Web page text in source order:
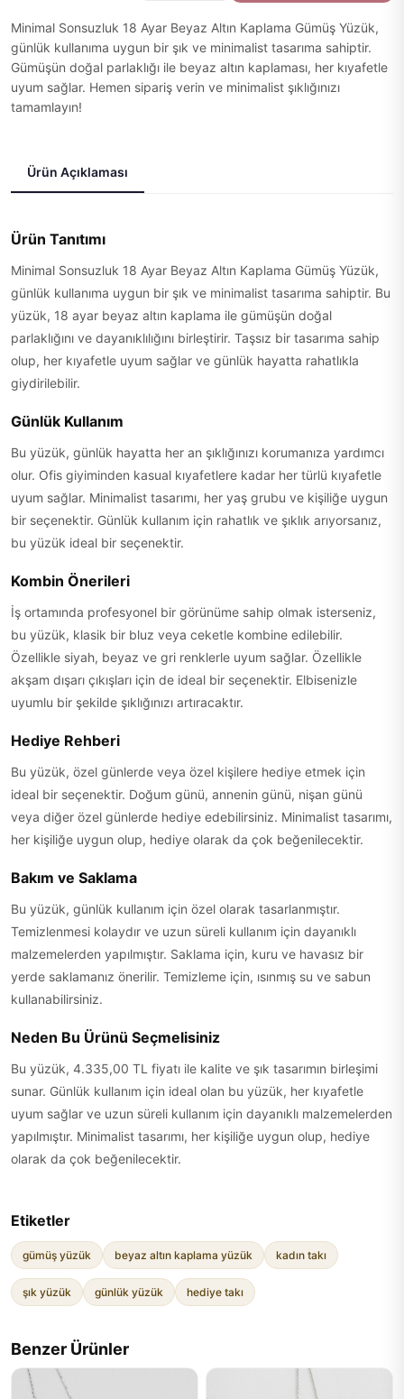
Minimal Sonsuzluk 18 Ayar Beyaz Altın Kaplama Gümüş Yüzük,
günlük kullanıma uygun bir şık ve minimalist tasarıma sahiptir.
Gümüşün doğal parlaklığı ile beyaz altın kaplaması, her kıyafetle
uyum sağlar. Hemen sipariş verin ve minimalist şıklığınızı
tamamlayın!
Ürün Açıklaması
Ürün Tanıtımı
Minimal Sonsuzluk 18 Ayar Beyaz Altın Kaplama Gümüş Yüzük,
günlük kullanıma uygun bir şık ve minimalist tasarıma sahiptir. Bu
yüzük, 18 ayar beyaz altın kaplama ile gümüşün doğal
parlaklığını ve dayanıklılığını birleştirir. Taşsız bir tasarıma sahip
olup, her kıyafetle uyum sağlar ve günlük hayatta rahatlıkla
giydirilebilir.
Günlük Kullanım
Bu yüzük, günlük hayatta her an şıklığınızı korumanıza yardımcı
olur. Ofis giyiminden kasual kıyafetlere kadar her türlü kıyafetle
uyum sağlar. Minimalist tasarımı, her yaş grubu ve kişiliğe uygun
bir seçenektir. Günlük kullanım için rahatlık ve şıklık arıyorsanız,
bu yüzük ideal bir seçenektir.
Kombin Önerileri
İş ortamında profesyonel bir görünüme sahip olmak isterseniz,
bu yüzük, klasik bir bluz veya ceketle kombine edilebilir.
Özellikle siyah, beyaz ve gri renklerle uyum sağlar. Özellikle
akşam dışarı çıkışları için de ideal bir seçenektir. Elbisenizle
uyumlu bir şekilde şıklığınızı artıracaktır.
Hediye Rehberi
Bu yüzük, özel günlerde veya özel kişilere hediye etmek için
ideal bir seçenektir. Doğum günü, annenin günü, nişan günü
veya diğer özel günlerde hediye edebilirsiniz. Minimalist tasarımı,
her kişiliğe uygun olup, hediye olarak da çok beğenilecektir.
Bakım ve Saklama
Bu yüzük, günlük kullanım için özel olarak tasarlanmıştır.
Temizlenmesi kolaydır ve uzun süreli kullanım için dayanıklı
malzemelerden yapılmıştır. Saklama için, kuru ve havasız bir
yerde saklamanız önerilir. Temizleme için, ısınmış su ve sabun
kullanabilirsiniz.
Neden Bu Ürünü Seçmelisiniz
Bu yüzük, 4.335,00 TL fiyatı ile kalite ve şık tasarımın birleşimi
sunar. Günlük kullanım için ideal olan bu yüzük, her kıyafetle
uyum sağlar ve uzun süreli kullanım için dayanıklı malzemelerden
yapılmıştır. Minimalist tasarımı, her kişiliğe uygun olup, hediye
olarak da çok beğenilecektir.
Etiketler
gümüş yüzük beyaz altın kaplama yüzük kadın takı
şık yüzük günlük yüzük hediye takı
Benzer Ürünler